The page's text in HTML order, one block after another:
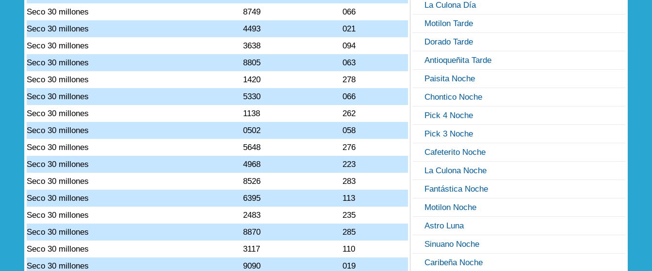
Seco 30 millones
8749
066
Seco 30 millones
4493
021
Seco 30 millones
3638
094
Seco 30 millones
8805
063
Seco 30 millones
1420
278
Seco 30 millones
5330
066
Seco 30 millones
1138
262
Seco 30 millones
0502
058
Seco 30 millones
5648
276
Seco 30 millones
4968
223
Seco 30 millones
8526
283
Seco 30 millones
6395
113
Seco 30 millones
2483
235
Seco 30 millones
8870
285
Seco 30 millones
3117
110
Seco 30 millones
9090
019
La Culona Día
Motilon Tarde
Dorado Tarde
Antioqueñita Tarde
Paisita Noche
Chontico Noche
Pick 4 Noche
Pick 3 Noche
Cafeterito Noche
La Culona Noche
Fantástica Noche
Motilon Noche
Astro Luna
Sinuano Noche
Caribeña Noche